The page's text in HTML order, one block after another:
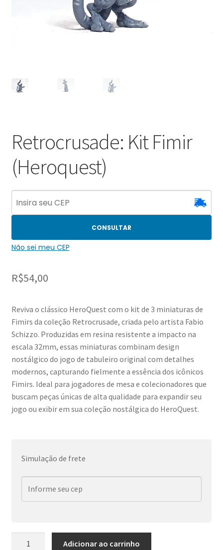
Retrocrusade: Kit Fimir
(Heroquest)
CONSULTAR
Não sei meu CEP
R$54,00
Reviva o clássico HeroQuest com o kit de 3 miniaturas de
Fimirs da coleção Retrocrusade, criada pelo artista Fabio
Schizzo. Produzidas em resina resistente a impacto na
escala 32mm, essas miniaturas combinam design
nostálgico do jogo de tabuleiro original com detalhes
modernos, capturando fielmente a essência dos icônicos
Fimirs. Ideal para jogadores de mesa e colecionadores que
buscam peças únicas de alta qualidade para expandir seu
jogo ou exibir em sua coleção nostálgica do HeroQuest.
Simulação de frete
Adicionar ao carrinho